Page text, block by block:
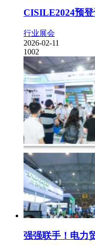
CISILE2024预登
行业展会
2026-02-11
1002
强强联手！电力